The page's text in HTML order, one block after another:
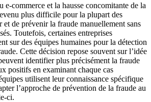
e-commerce et la hausse concomitante de la
plus difficile pour la plupart des
et de prévenir la fraude manuellement sans
Toutefois, certaines entreprises
sur des équipes humaines pour la détection
Cette décision repose souvent sur l’idée
identifier plus précisément la fraude
positifs en examinant chaque cas
utilisent leur connaissance spécifique
l’approche de prévention de la fraude au
ci.